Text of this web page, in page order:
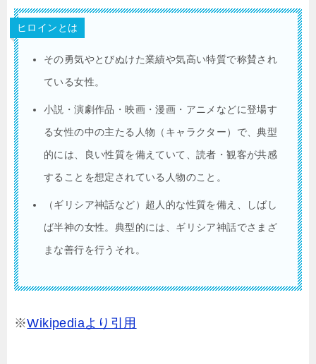
ヒロインとは
その勇気やとびぬけた業績や気高い特質で称賛され
ている女性。
小説・演劇作品・映画・漫画・アニメなどに登場す
る女性の中の主たる人物（キャラクター）で、典型
的には、良い性質を備えていて、読者・観客が共感
することを想定されている人物のこと。
（ギリシア神話など）超人的な性質を備え、しばし
ば半神の女性。典型的には、ギリシア神話でさまざ
まな善行を行うそれ。
※Wikipediaより引用